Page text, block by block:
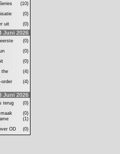
(10)
(0)
uit
(0)
Juni 2026
(0)
(0)
(0)
the
(4)
order
(4)
Juni 2026
terug
(0)
(0)
(1)
OD
(0)